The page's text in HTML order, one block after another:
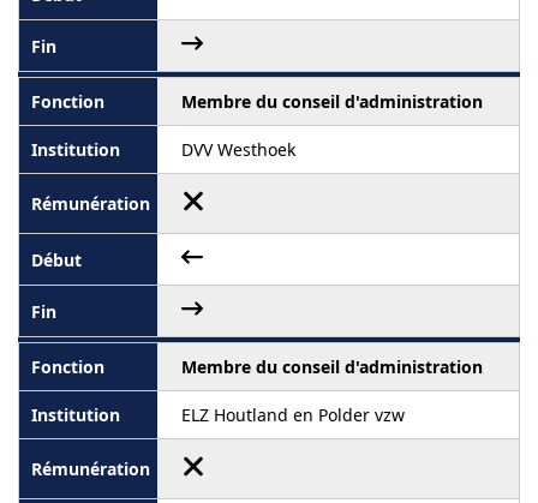
Membre du conseil d'administration
DVV Westhoek
Membre du conseil d'administration
ELZ Houtland en Polder vzw